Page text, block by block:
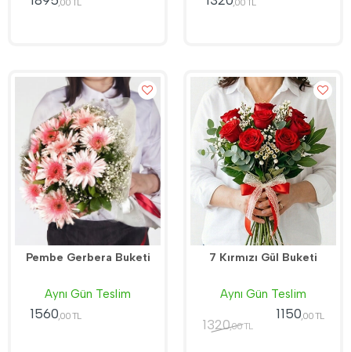
Pembe Gerbera Buketi
Aynı Gün Teslim
1560,00 TL
7 Kırmızı Gül Buketi
Aynı Gün Teslim
1320,00 TL
1150,00 TL